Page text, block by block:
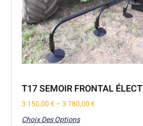
T17 SEMOIR FRONTAL
3 150,00€–3 780,00€
Choix Des Options